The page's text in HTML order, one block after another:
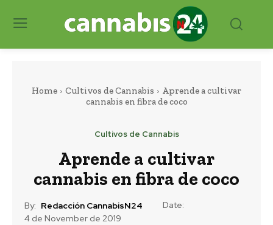
Home Cultivos de Cannabis
Aprende a cultivar
cannabis en fibra de coco
Cultivos de Cannabis
Aprende a cultivar
cannabis en fibra de coco
By: Redacción CannabisN24
Date:
4 de November de 2019